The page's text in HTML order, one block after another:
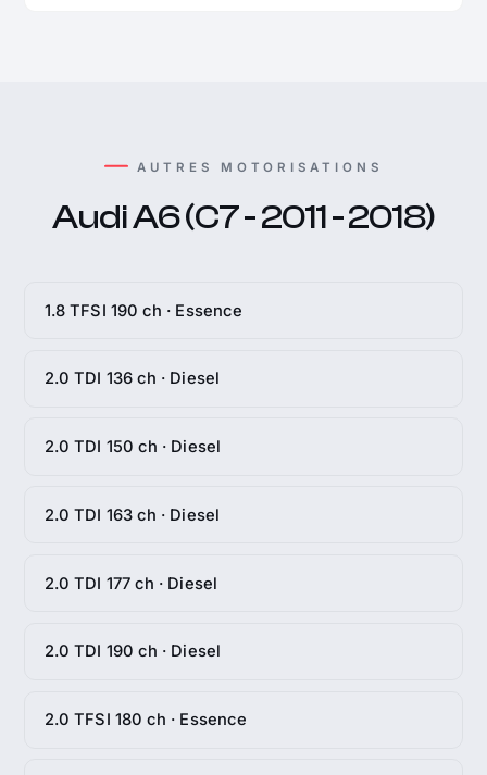
AUTRES MOTORISATIONS
Audi A6 (C7 - 2011 - 2018)
1.8 TFSI 190 ch · Essence
2.0 TDI 136 ch · Diesel
2.0 TDI 150 ch · Diesel
2.0 TDI 163 ch · Diesel
2.0 TDI 177 ch · Diesel
2.0 TDI 190 ch · Diesel
2.0 TFSI 180 ch · Essence